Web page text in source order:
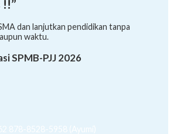
dan lanjutkan pendidikan tanpa
waktu.
SPMB-PJJ 2026
878-8528-5958 (Ayumi)